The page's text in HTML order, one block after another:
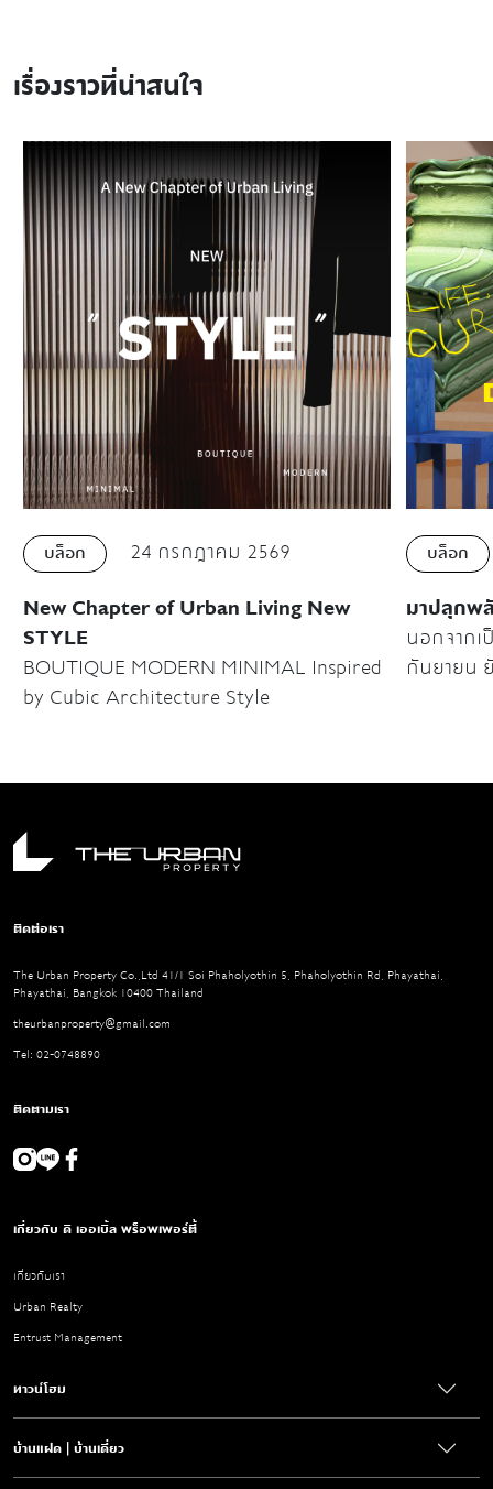
เรื่องราวที่น่าสนใจ
บล็อก 24 กรกฎาคม 2569
New Chapter of Urban Living New
STYLE
BOUTIQUE MODERN MINIMAL Inspired
by Cubic Architecture Style
บล็อก
มาปลุกพ
นอกจาก
กันยายน
ก็เพราะว่
ติดต่อเรา
The Urban Property Co.,Ltd 41/1 Soi Phaholyothin 5, Phaholyothin Rd, Phayathai,
Phayathai, Bangkok 10400 Thailand
theurbanproperty@gmail.com
Tel: 02-0748890
ติดตามเรา
เกี่ยวกับ ดิ เออเบิ้ล พร็อพเพอร์ตี้
เกี่ยวกับเรา
Urban Realty
Entrust Management
ทาวน์โฮม
บ้านแฝด | บ้านเดี่ยว